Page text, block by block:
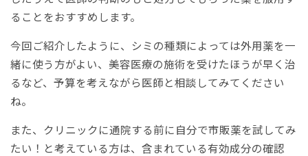
ることをおすすめします。
今回ご紹介したように、シミの種類によっては外用薬を一
緒に使う方がよい、美容医療の施術を受けたほうが早く治
るなど、予算を考えながら医師と相談してみてください
ね。
また、クリニックに通院する前に自分で市販薬を試してみ
たい！と考えている方は、含まれている有効成分の確認